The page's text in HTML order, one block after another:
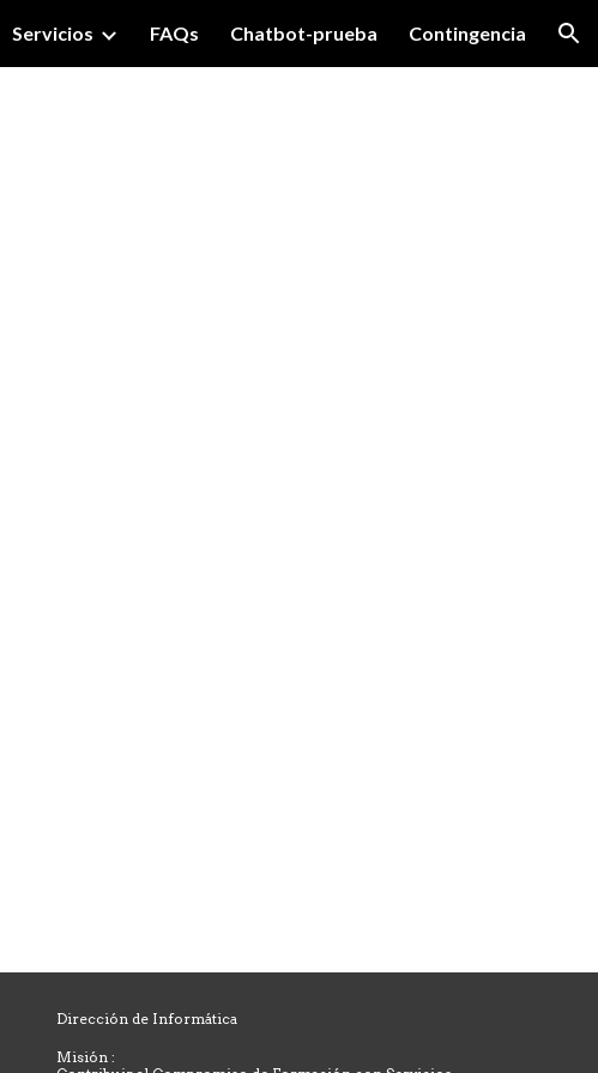
Servicios FAQs Chatbot-prueba Contingencia
Dirección de Informática
Misión :